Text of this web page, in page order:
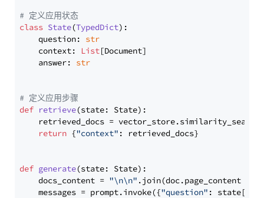
# 定义应用状态
class State(TypedDict):
    question:
str
    context:
List[Document]
    answer:
str
# 定义应用步骤
def retrieve(state: State):
retrieved_docs =
return {"context" : retrieved_docs}
def generate(state: State):
    docs_content =
"\n\n" .join(doc.page_content
    messages = prompt.invoke({
"question" : state[